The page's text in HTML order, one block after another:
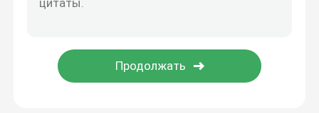
Керамические плитки носки